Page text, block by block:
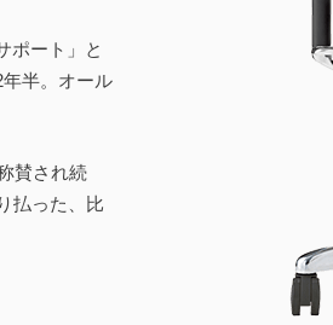
ポート」と
半。オール
賛され続
払った、比